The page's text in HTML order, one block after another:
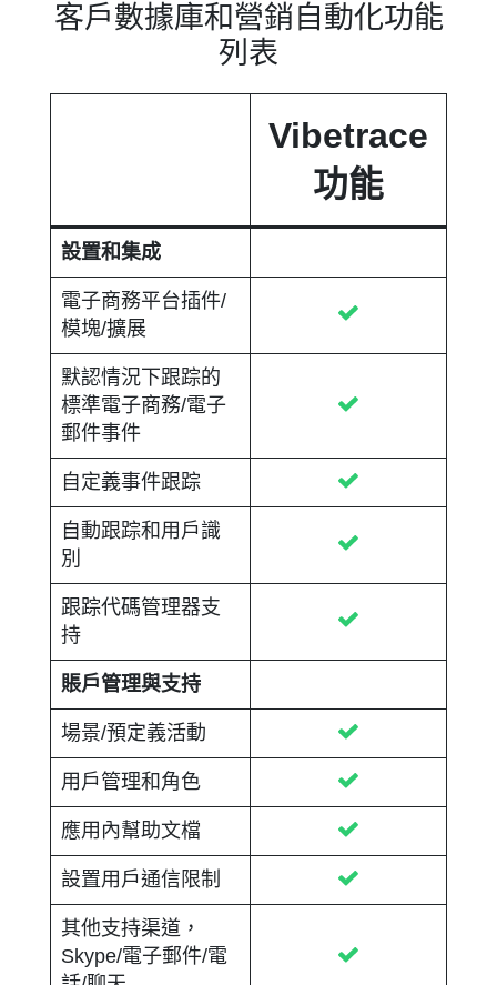
客戶數據庫和營銷自動化功能
列表
Vibetrace
功能
設置和集成
電子商務平台插件/
模塊/擴展
默認情況下跟踪的
標準電子商務/電子
郵件事件
自定義事件跟踪
自動跟踪和用戶識
別
跟踪代碼管理器支
持
賬戶管理與支持
場景/預定義活動
用戶管理和角色
應用內幫助文檔
設置用戶通信限制
其他支持渠道，
Skype/電子郵件/電